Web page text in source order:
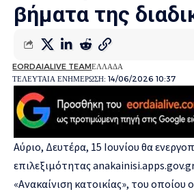
βήματα της
ΤΕΛΕΥΤΑΙΑ ΕΝΗΜΕΡΩΣΗ: 14/06/2026 10:37
EORDAIALIVE TEAMΕΛΛΑΔΑ
Αύριο, Δευτέρα, 15 Ιουνίου θα
επιλεξιμότητας
«Ανακαίνιση κατοικίας», του οποίου